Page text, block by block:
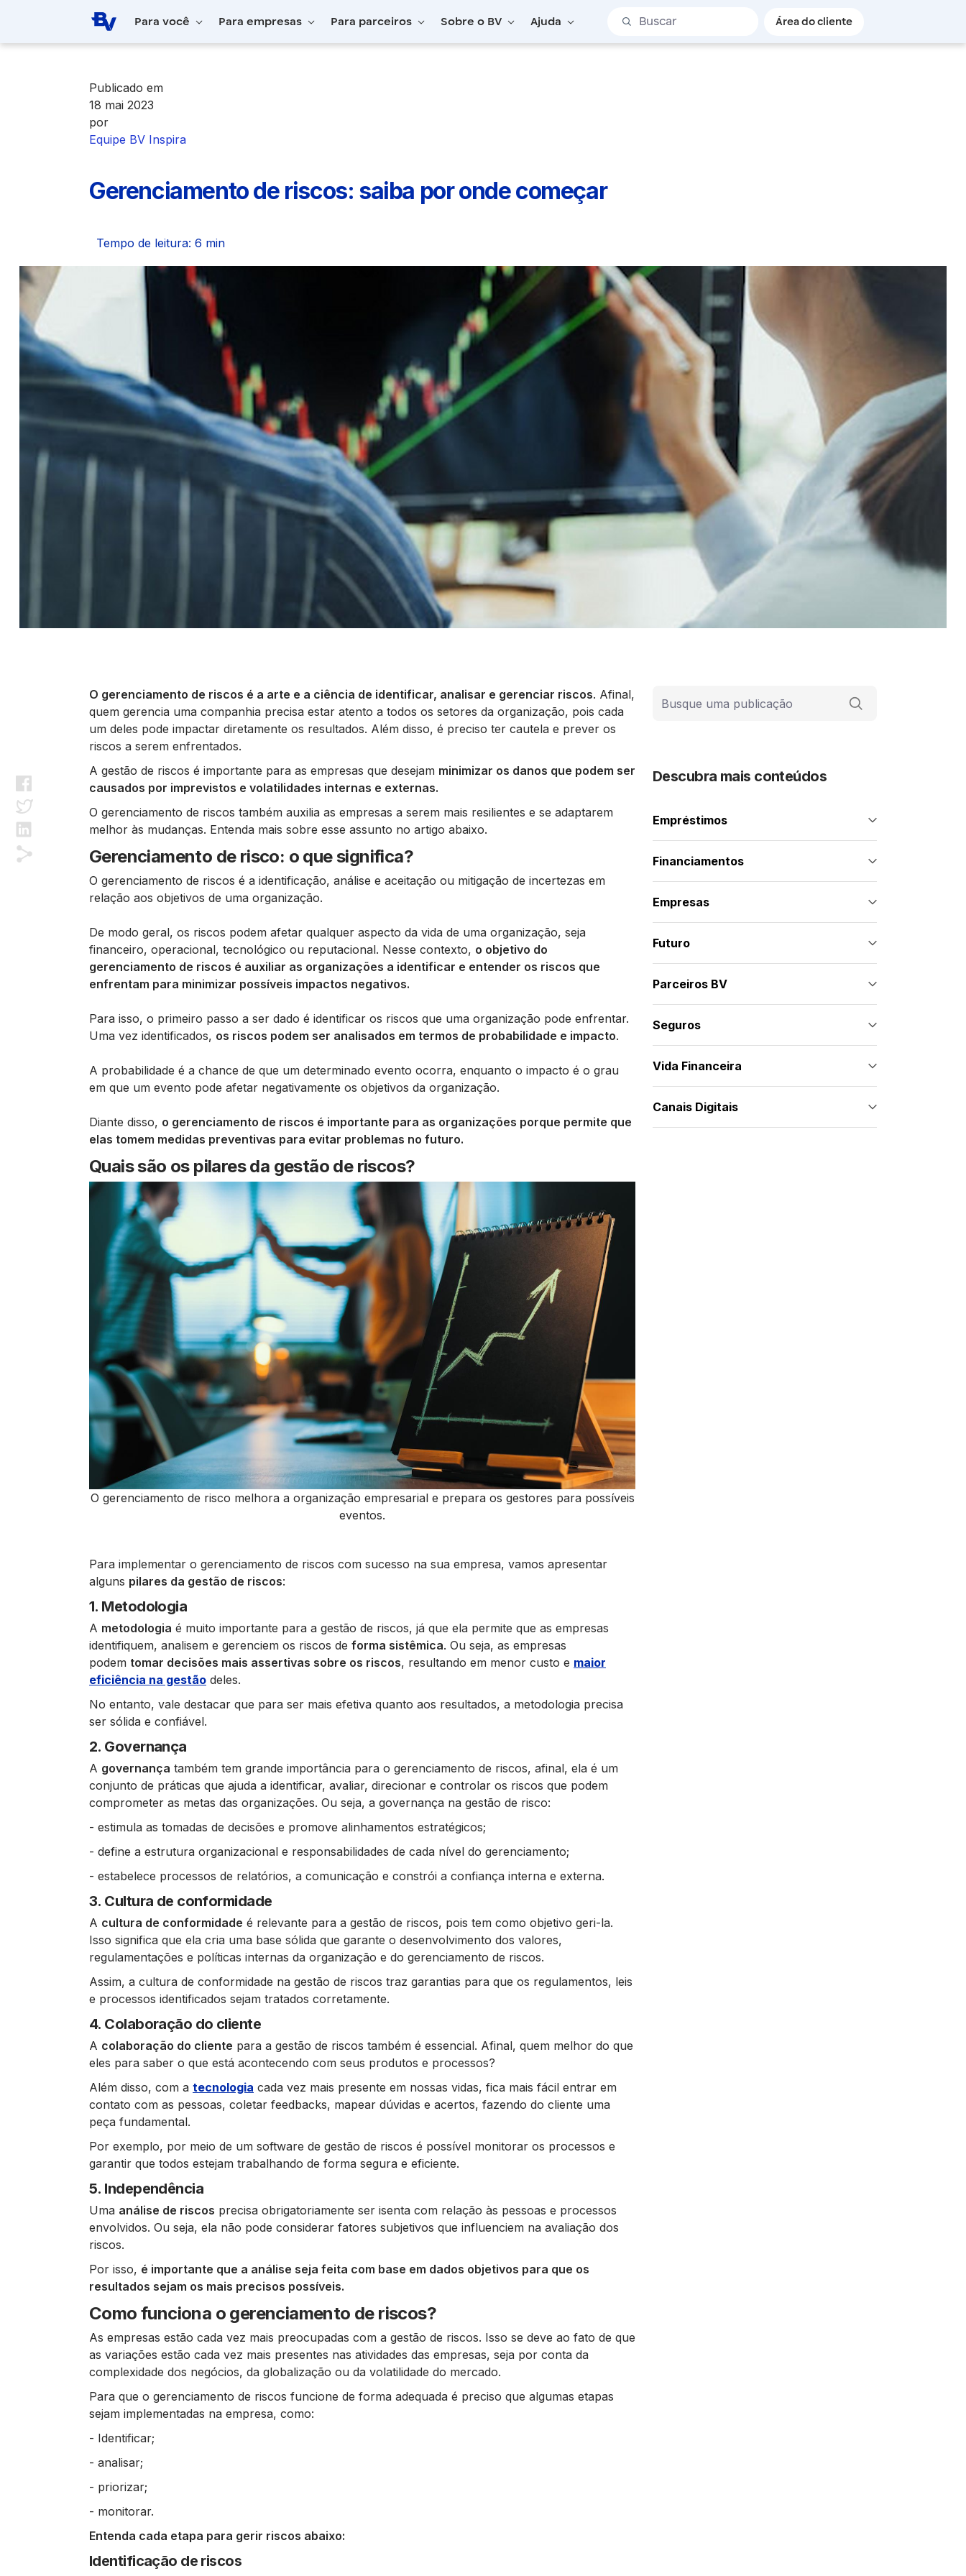
Pular para o Conteúdo principal
Para você Para empresas Para parceiros Sobre o BV Ajuda
Barra de busca
Área do cliente
Publicado em
18 mai 2023
por
Equipe BV Inspira
Gerenciamento de riscos: saiba por onde começar
Tempo de leitura: 6 min
O gerenciamento de riscos é a arte e a ciência de identificar, analisar e gerenciar riscos. Afinal,
quem gerencia uma companhia precisa estar atento a todos os setores da organização, pois cada
um deles pode impactar diretamente os resultados. Além disso, é preciso ter cautela e prever os
riscos a serem enfrentados.
A gestão de riscos é importante para as empresas que desejam minimizar os danos que podem ser
causados por imprevistos e volatilidades internas e externas.
O gerenciamento de riscos também auxilia as empresas a serem mais resilientes e se adaptarem
melhor às mudanças. Entenda mais sobre esse assunto no artigo abaixo.
Gerenciamento de risco: o que significa?
O gerenciamento de riscos é a identificação, análise e aceitação ou mitigação de incertezas em
relação aos objetivos de uma organização.
De modo geral, os riscos podem afetar qualquer aspecto da vida de uma organização, seja
financeiro, operacional, tecnológico ou reputacional. Nesse contexto, o objetivo do
gerenciamento de riscos é auxiliar as organizações a identificar e entender os riscos que
enfrentam para minimizar possíveis impactos negativos.
Para isso, o primeiro passo a ser dado é identificar os riscos que uma organização pode enfrentar.
Uma vez identificados, os riscos podem ser analisados ​​em termos de probabilidade e impacto.
A probabilidade é a chance de que um determinado evento ocorra, enquanto o impacto é o grau
em que um evento pode afetar negativamente os objetivos da organização.
Diante disso, o gerenciamento de riscos é importante para as organizações porque permite que
elas tomem medidas preventivas para evitar problemas no futuro.
Quais são os pilares da gestão de riscos?
O gerenciamento de risco melhora a organização empresarial e prepara os gestores para possíveis
eventos.
Para implementar o gerenciamento de riscos com sucesso na sua empresa, vamos apresentar
alguns pilares da gestão de riscos:
1. Metodologia
A metodologia é muito importante para a gestão de riscos, já que ela permite que as empresas
identifiquem, analisem e gerenciem os riscos de forma sistêmica. Ou seja, as empresas
podem tomar decisões mais assertivas sobre os riscos, resultando em menor custo e maior
eficiência na gestão deles.
No entanto, vale destacar que para ser mais efetiva quanto aos resultados, a metodologia precisa
ser sólida e confiável.
2. Governança
A governança também tem grande importância para o gerenciamento de riscos, afinal, ela é um
conjunto de práticas que ajuda a identificar, avaliar, direcionar e controlar os riscos que podem
comprometer as metas das organizações. Ou seja, a governança na gestão de risco:
- estimula as tomadas de decisões e promove alinhamentos estratégicos;
- define a estrutura organizacional e responsabilidades de cada nível do gerenciamento;
- estabelece processos de relatórios, a comunicação e constrói a confiança interna e externa.
3. Cultura de conformidade
A cultura de conformidade é relevante para a gestão de riscos, pois tem como objetivo geri-la.
Isso significa que ela cria uma base sólida que garante o desenvolvimento dos valores,
regulamentações e políticas internas da organização e do gerenciamento de riscos.
Assim, a cultura de conformidade na gestão de riscos traz garantias para que os regulamentos, leis
e processos identificados sejam tratados corretamente.
4. Colaboração do cliente
A colaboração do cliente para a gestão de riscos também é essencial. Afinal, quem melhor do que
eles para saber o que está acontecendo com seus produtos e processos?
Além disso, com a tecnologia cada vez mais presente em nossas vidas, fica mais fácil entrar em
contato com as pessoas, coletar feedbacks, mapear dúvidas e acertos, fazendo do cliente uma
peça fundamental.
Por exemplo, por meio de um software de gestão de riscos é possível monitorar os processos e
garantir que todos estejam trabalhando de forma segura e eficiente.
5. Independência
Uma análise de riscos precisa obrigatoriamente ser isenta com relação às pessoas e processos
envolvidos. Ou seja, ela não pode considerar fatores subjetivos que influenciem na avaliação dos
riscos.
Por isso, é importante que a análise seja feita com base em dados objetivos para que os
resultados sejam os mais precisos possíveis.
Como funciona o gerenciamento de riscos?
As empresas estão cada vez mais preocupadas com a gestão de riscos. Isso se deve ao fato de que
as variações estão cada vez mais presentes nas atividades das empresas, seja por conta da
complexidade dos negócios, da globalização ou da volatilidade do mercado.
Para que o gerenciamento de riscos funcione de forma adequada é preciso que algumas etapas
sejam implementadas na empresa, como:
- Identificar;
- analisar;
- priorizar;
- monitorar.
Entenda cada etapa para gerir riscos abaixo:
Identificação de riscos
Descubra mais conteúdos
Empréstimos
Financiamentos
Empresas
Futuro
Parceiros BV
Seguros
Vida Financeira
Canais Digitais